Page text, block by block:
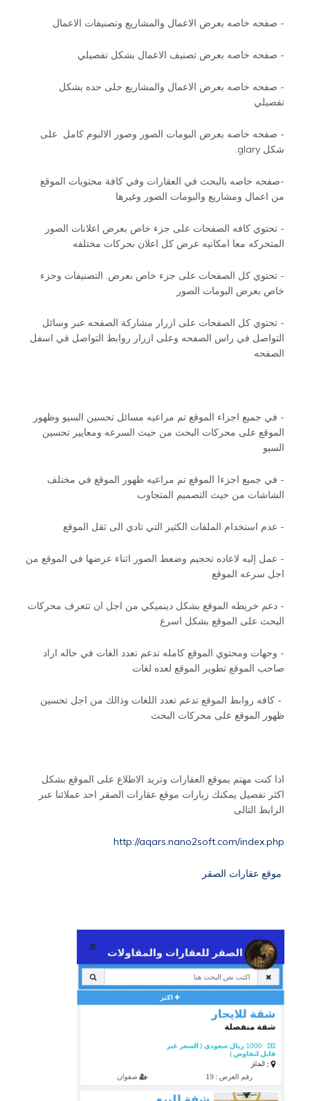
- صفحه خاصه بعرض الاعمال والمشاريع وتصنيفات الاعمال
- صفحه خاصه بعرض تصنيف الاعمال بشكل تفصيلي
- صفحه خاصه بعرض الاعمال والمشاريع حلى حده بشكل
تفصيلي
- صفحه خاصه بعرض البومات الصور وصور الالبوم كامل على
شكل glary.
-صفحه خاصه بالبحث في العقارات وفي كافة محتويات الموقع
من اعمال ومشاريع والبومات الصور وغيرها
- تحتوي كافه الصفحات على جزء خاص بعرض اعلانات الصور
المتحركه معا امكانيه عرض كل اعلان بحركات مختلفه
- تحتوي كل الصفحات على جزء خاص بعرض. التصنيفات وجزء
خاص بعرض البومات الصور
- تحتوي كل الصفحات على ازرار مشاركة الصفحه عبر وسائل
التواصل في راس الصفحه وعلى ازرار روابط التواصل في اسفل
الصفحه
- في جميع اجزاء الموقع تم مراعيه مسائل تحسين السيو وظهور
الموقع على محركات البحث من حيث السرعه ومعايير تحسين
السيو
- في جميع اجزءا الموقع تم مراعيه ظهور الموقع في مختلف
الشاشات من حيث التصميم المتجاوب
- عدم استخدام الملفات الكثير التي تادي الى ثقل الموقع
- عمل إليه لاعاده تحجيم وضعط الصور اثناء عرضها في الموقع من
اجل سرعه الموقع
- دعم خريطه الموقع بشكل دينميكي من اجل ان تتعرف محركات
البحث على الموقع بشكل اسرع
- وجهات ومحتوي الموقع كامله تدعم تعدد الغات في حاله اراد
صاحب الموقع تطوير الموقع لعده لغات
- كافه روابط الموقع تدعم تعدد اللغات وذالك من اجل تحسين
ظهور الموقع على محركات البحث
اذا كنت مهتم بموقع العقارات وتريد الاطلاع على الموقع بشكل
اكثر تفصيل يمكنك زيارات موقع عقارات الصقر احد عملائنا عبر
الرابط التالى
http://aqars.nano2soft.com/index.php
موقع عقارات الصقر